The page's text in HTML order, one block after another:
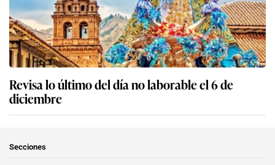
Revisa lo último del día no laborable el 6 de
diciembre
Secciones